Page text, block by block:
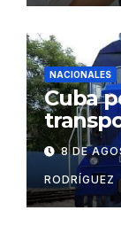
NACIONALES
Cuba
con
8 DE
RODRÍGUEZ